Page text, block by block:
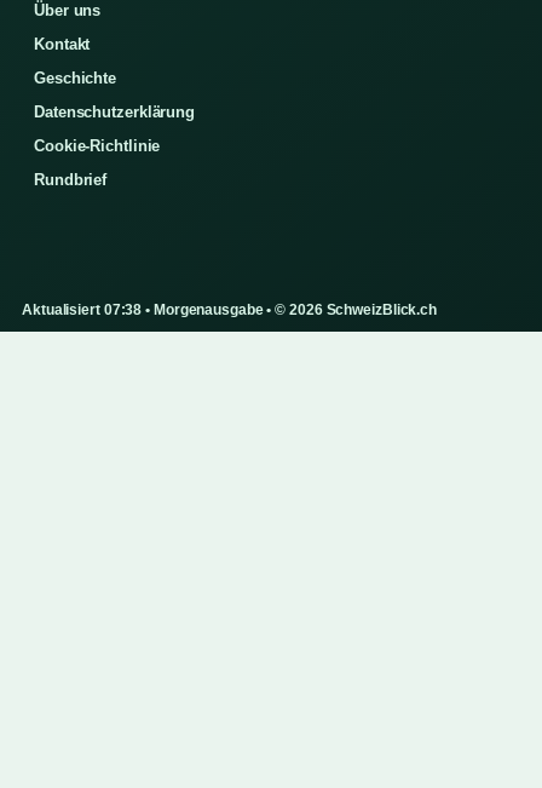
Über uns
Kontakt
Geschichte
Datenschutzerklärung
Cookie-Richtlinie
Rundbrief
Aktualisiert 07:38 • Morgenausgabe • © 2026 SchweizBlick.ch